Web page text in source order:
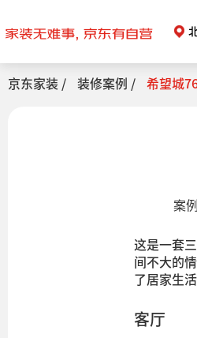
京东家装 / 装修案例 / 希望城
案
这是一套
间不大的
了居家生活
客厅